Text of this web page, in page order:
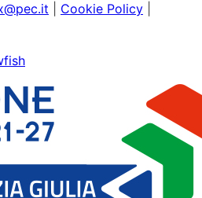
Cookie Policy